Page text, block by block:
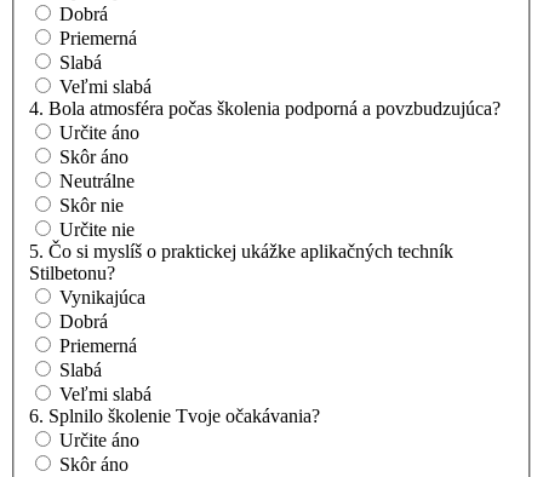
Dobrá
Priemerná
Slabá
Veľmi slabá
4. Bola atmosféra počas školenia podporná a povzbudzujúca?
Určite áno
Skôr áno
Neutrálne
Skôr nie
Určite nie
5. Čo si myslíš o praktickej ukážke aplikačných techník
Stilbetonu?
Vynikajúca
Dobrá
Priemerná
Slabá
Veľmi slabá
6. Splnilo školenie Tvoje očakávania?
Určite áno
Skôr áno